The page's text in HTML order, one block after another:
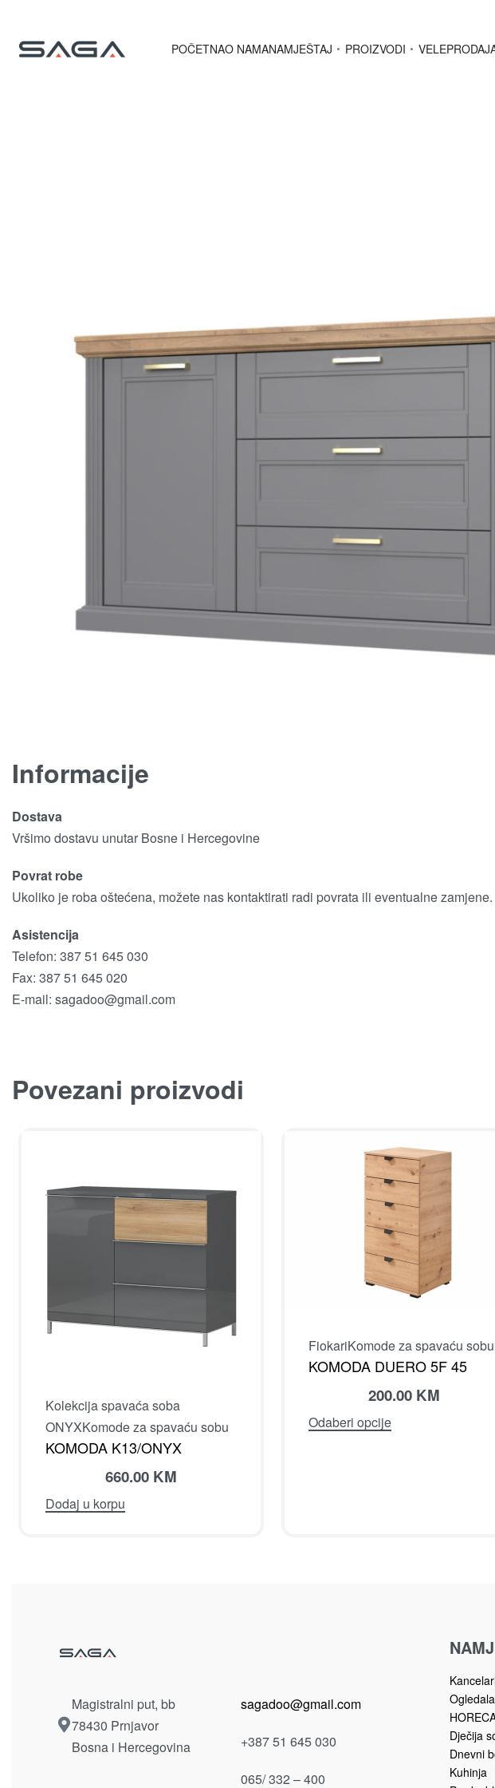
POČETNAO NAMANAMJEŠTAJ PROIZVODI
Informacije
Dostava
Vršimo dostavu unutar Bosne i Hercegovine
Povrat robe
Ukoliko je roba oštećena, možete nas kontaktirati radi povrata ili eventualne zamjene.
Asistencija
Telefon: 387 51 645 030
Fax: 387 51 645 020
E-mail: sagadoo@gmail.com
Povezani proizvodi
Kolekcija spavaća soba
ONYXKomode za spavaću sobu
KOMODA K13/ONYX
660.00 KM
Dodaj u korpu
FiokariKomode za spavaću sobu
KOMODA DUERO 5F 45
200.00 KM
Odaberi opcije
Magistralni put, bb
78430 Prnjavor
Bosna i Hercegovina
sagadoo@gmail.com
+387 51 645 030
065/ 332 – 400
Ogledala
Dječija
Dnevni
Kuhinja